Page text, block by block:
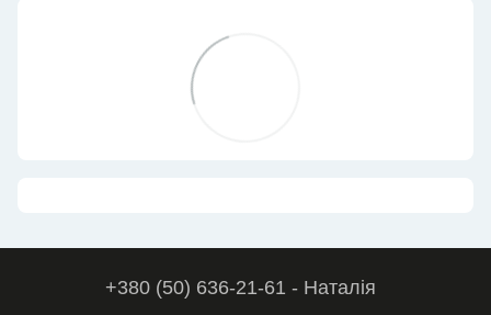
+380 (50) 636-21-61 - Наталія